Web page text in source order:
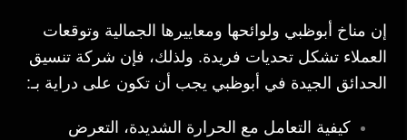
إن مناخ أبوظبي ولوائحها ومعاييرها الجمالية وتوقعات
العملاء تشكل تحديات فريدة. ولذلك، فإن شركة تنسيق
الحدائق الجيدة في أبوظبي يجب أن تكون على دراية بـ:
كيفية التعامل مع الحرارة الشديدة، التعرض